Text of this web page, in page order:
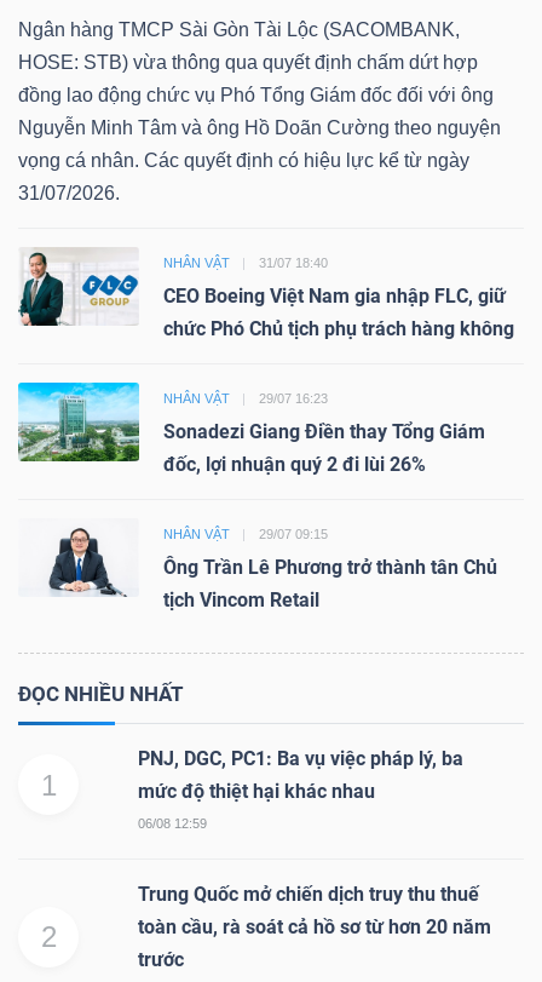
Ngân hàng TMCP Sài Gòn Tài Lộc (SACOMBANK,
HOSE: STB) vừa thông qua quyết định chấm dứt hợp
đồng lao động chức vụ Phó Tổng Giám đốc đối với ông
Nguyễn Minh Tâm và ông Hồ Doãn Cường theo nguyện
vọng cá nhân. Các quyết định có hiệu lực kể từ ngày
31/07/2026.
NHÂN VẬT 31/07 18:40
CEO Boeing Việt Nam gia nhập FLC, giữ
chức Phó Chủ tịch phụ trách hàng không
NHÂN VẬT 29/07 16:23
Sonadezi Giang Điền thay Tổng Giám
đốc, lợi nhuận quý 2 đi lùi 26%
NHÂN VẬT 29/07 09:15
Ông Trần Lê Phương trở thành tân Chủ
tịch Vincom Retail
ĐỌC NHIỀU NHẤT
1
PNJ, DGC, PC1: Ba vụ việc pháp lý, ba
mức độ thiệt hại khác nhau
06/08 12:59
2
Trung Quốc mở chiến dịch truy thu thuế
toàn cầu, rà soát cả hồ sơ từ hơn 20 năm
trước